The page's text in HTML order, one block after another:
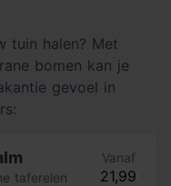
tuin halen? Met
bomen kan je
gevoel in
taferelen
Vanaf
21,99